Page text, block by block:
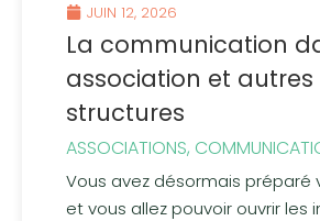
JUIN 12, 2026
La communication
association et autres
structures
ASSOCIATIONS,
Vous avez désormais préparé
et vous allez pouvoir ouvrir les